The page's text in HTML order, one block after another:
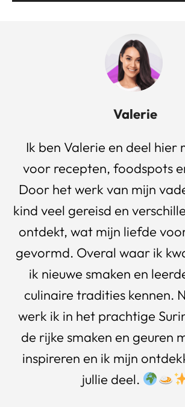
Valerie
Ik ben Valerie en deel hier
voor recepten, foodspots
Door het werk van mijn
kind veel gereisd en
ontdekt, wat mijn liefde
gevormd. Overal waar ik
ik nieuwe smaken en
culinaire tradities kennen.
werk ik in het prachtige
de rijke smaken en geuren
inspireren en ik mijn
jullie deel.